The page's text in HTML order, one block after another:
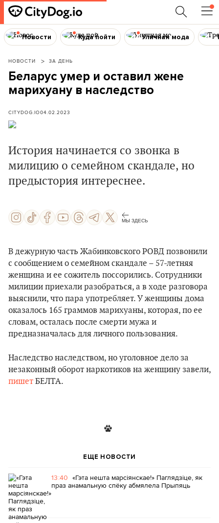
Новости Куда пойти Уличная мода
НОВОСТИ ЗА ДЕНЬ
Беларус умер и оставил жене
марихуану в наследство
CITYDOG.IO04.02.2023
История начинается со звонка в
милицию о семейном скандале, но
предыстория интереснее.
МЫ ЗДЕСЬ
В дежурную часть Жабинковского РОВД позвонили
с сообщением о семейном скандале – 57-летняя
женщина и ее сожитель поссорились. Сотрудники
милиции приехали разобраться, а в ходе разговора
выяснили, что пара употребляет. У женщины дома
оказалось 165 граммов марихуаны, которая, по ее
словам, осталась после смерти мужа и
предназначалась для личного пользования.
Наследство наследством, но уголовное дело за
незаконный оборот наркотиков на женщину завели,
пишет БЕЛТА.
ЕЩЕ НОВОСТИ
13:40 «Гэта нешта марсіянскае!» Паглядзіце, як
праз анамальную спёку абмялела Прыпяць